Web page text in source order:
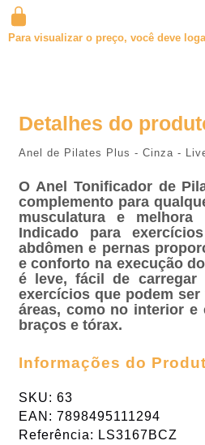
Para visualizar o preço, você deve
Detalhes do
Anel de Pilates Plus - Cinza -
O Anel Tonificador de
complemento para
musculatura e
Indicado para
abdômen e pernas
e conforto na execução
é leve, fácil de carregar
exercícios que podem
áreas, como no interior e
braços e tórax.
Informações do
SKU: 63
EAN: 7898495111294
Referência: LS3167BCZ